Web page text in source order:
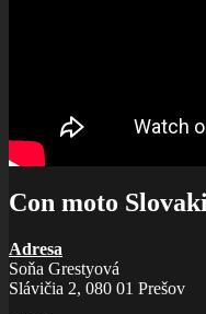
Con moto
Adresa
Soňa Grestyová
Slávičia 2, 080 01 Prešov